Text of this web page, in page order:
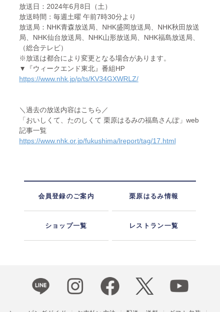
放送日：2024年6月8日（土）
放送時間：毎週土曜 午前7時30分より
放送局：NHK青森放送局、NHK盛岡放送局、NHK秋田放送
局、NHK仙台放送局、NHK山形放送局、NHK福島放送局、
（総合テレビ）
※放送は都合により変更となる場合があります。
▼『ウィークエンド東北』番組HP
https://www.nhk.jp/p/ts/KV34GXWRLZ/
＼過去の放送内容はこちら／
「おいしくて、たのしくて 栗原はるみの福島さんぽ」web
記事一覧
https://www.nhk.or.jp/fukushima/lreport/tag/17.html
会員登録のご案内 栗原はるみ情報
ショップ一覧 レストラン一覧